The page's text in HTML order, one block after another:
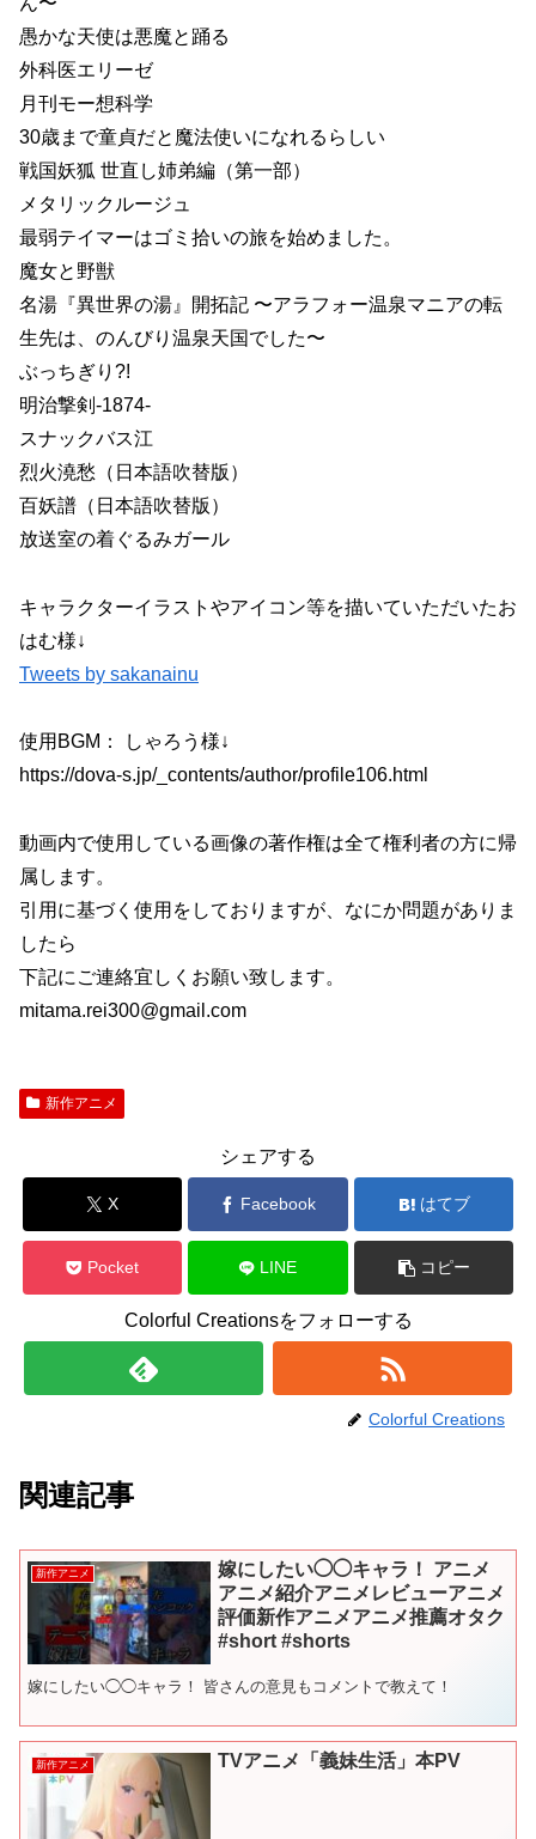
愚かな天使は悪魔と踊る
外科医エリーゼ
月刊モー想科学
30歳まで童貞だと魔法使いになれるらしい
戦国妖狐 世直し姉弟編（第一部）
メタリックルージュ
最弱テイマーはゴミ拾いの旅を始めました。
魔女と野獣
名湯『異世界の湯』開拓記 〜アラフォー温泉マニアの転
生先は、のんびり温泉天国でした〜
ぶっちぎり?!
明治撃剣-1874-
スナックバス江
烈火澆愁（日本語吹替版）
百妖譜（日本語吹替版）
放送室の着ぐるみガール
キャラクターイラストやアイコン等を描いていただいたお
はむ様↓
Tweets by sakanainu
使用BGM： しゃろう様↓
https://dova-s.jp/_contents/author/profile106.html
動画内で使用している画像の著作権は全て権利者の方に帰
属します。
引用に基づく使用をしておりますが、なにか問題がありま
したら
下記にご連絡宜しくお願い致します。
mitama.rei300@gmail.com
新作アニメ
シェアする
X Facebook はてブ
Pocket LINE コピー
Colorful Creationsをフォローする
Colorful Creations
関連記事
新作アニメ
嫁にしたい◯◯キャラ！ アニメ
アニメ紹介アニメレビューアニメ
評価新作アニメアニメ推薦オタク
#short #shorts
嫁にしたい◯◯キャラ！ 皆さんの意見もコメントで教えて！
新作アニメ TVアニメ「義妹生活」本PV